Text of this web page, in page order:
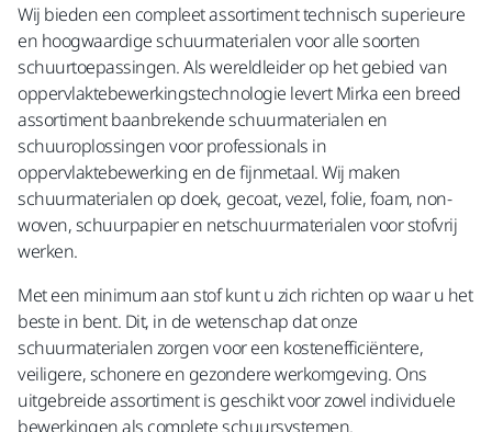
Wij bieden een compleet assortiment technisch superieure
en hoogwaardige schuurmaterialen voor alle soorten
schuurtoepassingen. Als wereldleider op het gebied van
oppervlaktebewerkingstechnologie levert Mirka een breed
assortiment baanbrekende schuurmaterialen en
schuuroplossingen voor professionals in
oppervlaktebewerking en de fijnmetaal. Wij maken
schuurmaterialen op doek, gecoat, vezel, folie, foam, non-
woven, schuurpapier en netschuurmaterialen voor stofvrij
werken.
Met een minimum aan stof kunt u zich richten op waar u het
beste in bent. Dit, in de wetenschap dat onze
schuurmaterialen zorgen voor een kostenefficiëntere,
veiligere, schonere en gezondere werkomgeving. Ons
uitgebreide assortiment is geschikt voor zowel individuele
bewerkingen als complete schuursystemen.